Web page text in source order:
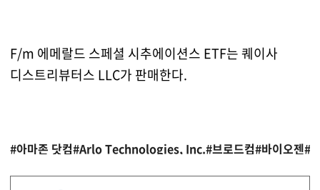
F/m 에메랄드 스페셜 시추에이션스 ETF는 퀘이사
디스트리뷰터스 LLC가 판매한다.
#아마존 닷컴#Arlo Technologies, Inc.#브로드컴#바이오젠#